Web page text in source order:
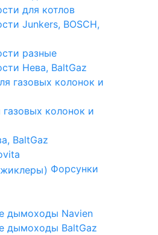
для котлов
Junkers, BOSCH,
разные
Нева, BaltGaz
газовых колонок и
BaltGaz
Форсунки
дымоходы Navien
дымоходы BaltGaz